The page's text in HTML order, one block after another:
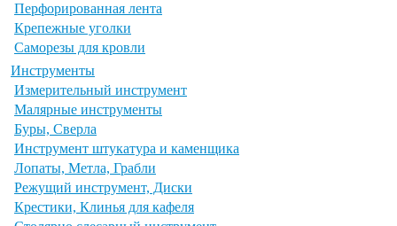
Перфорированная лента
Крепежные уголки
Саморезы для кровли
Инструменты
Измерительный инструмент
Малярные инструменты
Буры, Сверла
Инструмент штукатура и каменщика
Лопаты, Метла, Грабли
Режущий инструмент, Диски
Крестики, Клинья для кафеля